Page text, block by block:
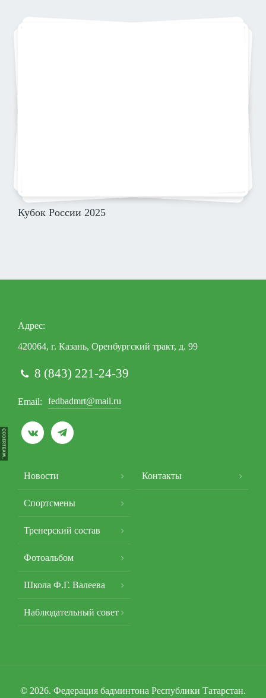
Кубок России 2025
Адрес
420064, г. Казань, Оренбургский тракт, д. 99
8 (843) 221-24-39
Email fedbadmrt@mail.ru
 
Подвал
Новости
Спортсмены
Тренерский состав
Фотоальбом
Школа Ф.Г. Валеева
Наблюдательный совет
Контакты
© 2026. Федерация бадминтона Республики Татарстан.